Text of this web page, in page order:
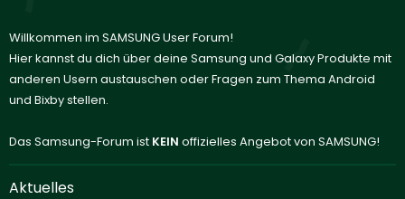
Willkommen im SAMSUNG User Forum!
Hier kannst du dich über deine Samsung und Galaxy Produkte mit
anderen Usern austauschen oder Fragen zum Thema Android
und Bixby stellen.
Das Samsung-Forum ist KEIN offizielles Angebot von SAMSUNG!
Aktuelles